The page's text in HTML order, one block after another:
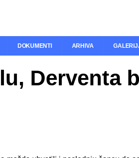
DOKUMENTI ARHIVA
Derventa